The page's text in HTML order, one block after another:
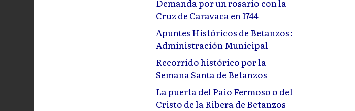
Demanda por un rosario con la
Cruz de Caravaca en 1744
Apuntes Históricos de Betanzos:
Administración Municipal
Recorrido histórico por la
Semana Santa de Betanzos
La puerta del Paio Fermoso o del
Cristo de la Ribera de Betanzos